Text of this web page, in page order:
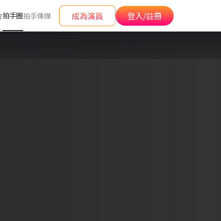
拍手圈拍手傳媒 成為演員 登入/註冊